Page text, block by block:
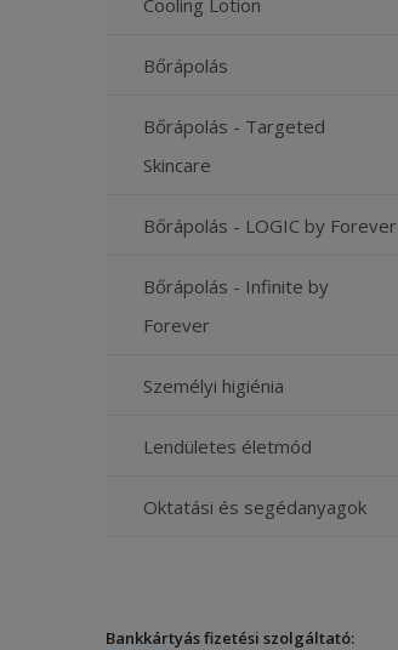
Bőrápolás
Bőrápolás - Targeted
Skincare
Bőrápolás - LOGIC by Forever
Bőrápolás - Infinite by
Forever
Személyi higiénia
Lendületes életmód
Oktatási és segédanyagok
Bankkártyás fizetési szolgáltató: